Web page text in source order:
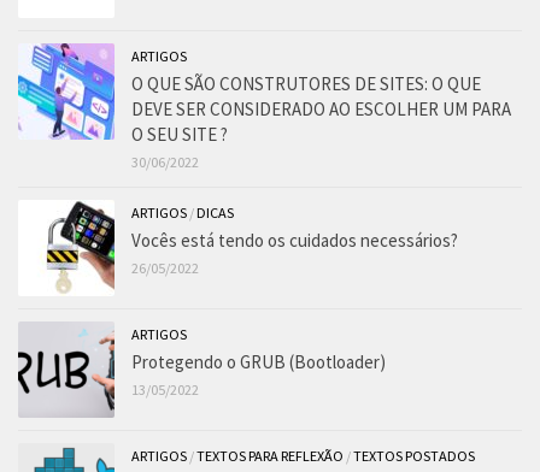
ARTIGOS
O QUE SÃO CONSTRUTORES DE SITES: O QUE
DEVE SER CONSIDERADO AO ESCOLHER UM PARA
O SEU SITE ?
30/06/2022
ARTIGOS /DICAS
Vocês está tendo os cuidados necessários?
26/05/2022
ARTIGOS
Protegendo o GRUB (Bootloader)
13/05/2022
ARTIGOS /TEXTOS PARA REFLEXÃO /TEXTOS POSTADOS